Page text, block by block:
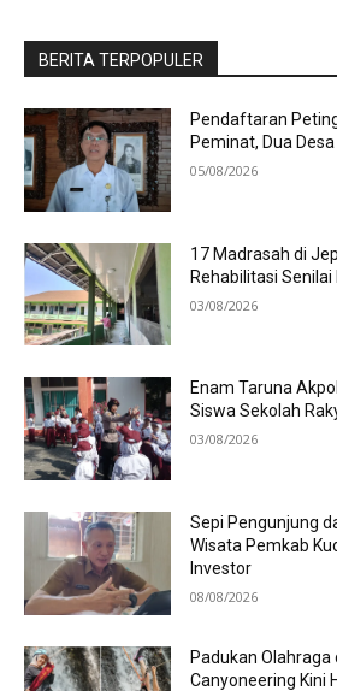
BERITA TERPOPULER
Pendaftaran
Peminat, Dua
05/08/2026
17 Madrasah di
Rehabilitasi Senilai
03/08/2026
Enam Taruna
Siswa Sekolah
03/08/2026
Sepi Pengunjung
Wisata Pemkab
Investor
08/08/2026
Padukan Olahraga
Canyoneering Kini